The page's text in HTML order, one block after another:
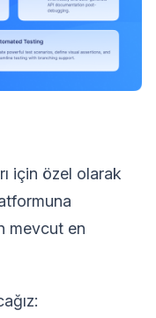
için özel olarak
mevcut en